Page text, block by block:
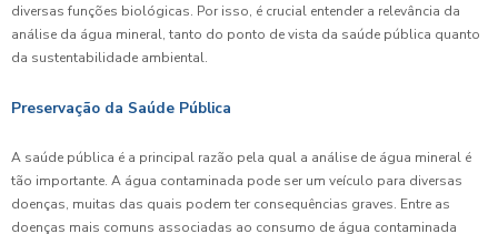
diversas funções biológicas. Por isso, é crucial entender a relevância da
análise da água mineral, tanto do ponto de vista da saúde pública quanto
da sustentabilidade ambiental.
Preservação da Saúde Pública
A saúde pública é a principal razão pela qual a análise de água mineral é
tão importante. A água contaminada pode ser um veículo para diversas
doenças, muitas das quais podem ter consequências graves. Entre as
doenças mais comuns associadas ao consumo de água contaminada